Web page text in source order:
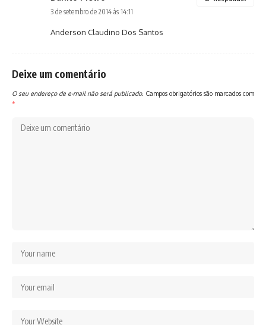
3 de setembro de 2014 às 14:11
Anderson Claudino Dos Santos
Deixe um comentário
O seu endereço de e-mail não será publicado. Campos obrigatórios são marcados com
*